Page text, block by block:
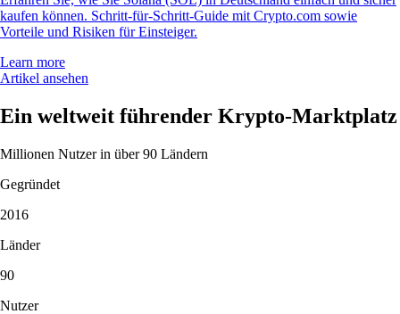
kaufen können. Schritt-für-Schritt-Guide mit Crypto.com sowie
Vorteile und Risiken für Einsteiger.
Learn more
Artikel ansehen
Ein weltweit führender Krypto-Marktplatz
Millionen Nutzer in über 90 Ländern
Gegründet
2016
Länder
90
Nutzer